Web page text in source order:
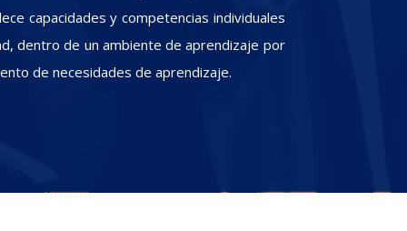
capacidades y competencias individuales
dentro de un ambiente de aprendizaje por
de necesidades de aprendizaje.